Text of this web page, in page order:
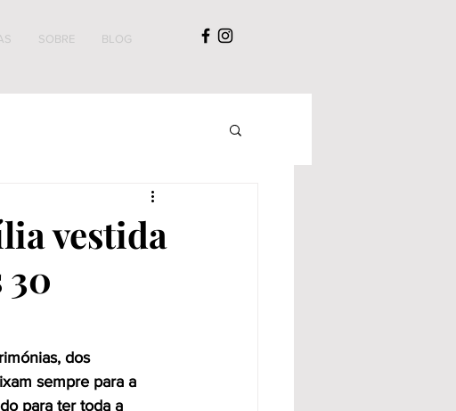
SOBRE BLOG
vestida
30
dos
sempre para a
para ter toda a